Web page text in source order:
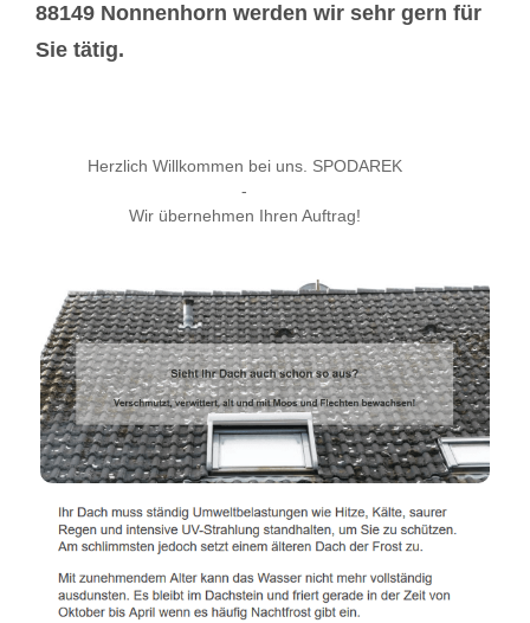
88149 Nonnenhorn werden wir sehr gern für
Sie tätig.
Herzlich Willkommen bei uns. SPODAREK
-
Wir übernehmen Ihren Auftrag!